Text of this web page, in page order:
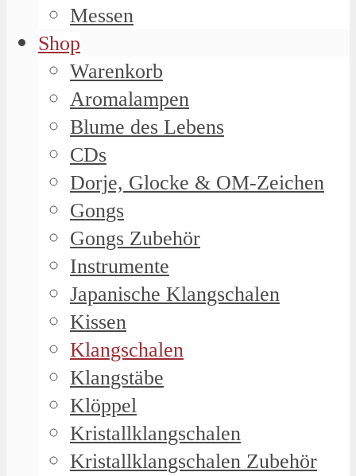
Messen
Shop
Warenkorb
Aromalampen
Blume des Lebens
CDs
Dorje, Glocke & OM-Zeichen
Gongs
Gongs Zubehör
Instrumente
Japanische Klangschalen
Kissen
Klangschalen
Klangstäbe
Klöppel
Kristallklangschalen
Kristallklangschalen Zubehör